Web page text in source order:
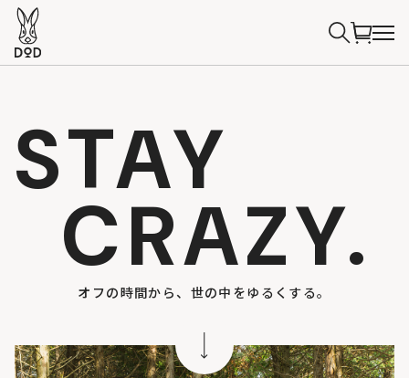
STAY
CRAZY.
オフの時間から、世の中をゆるくする。